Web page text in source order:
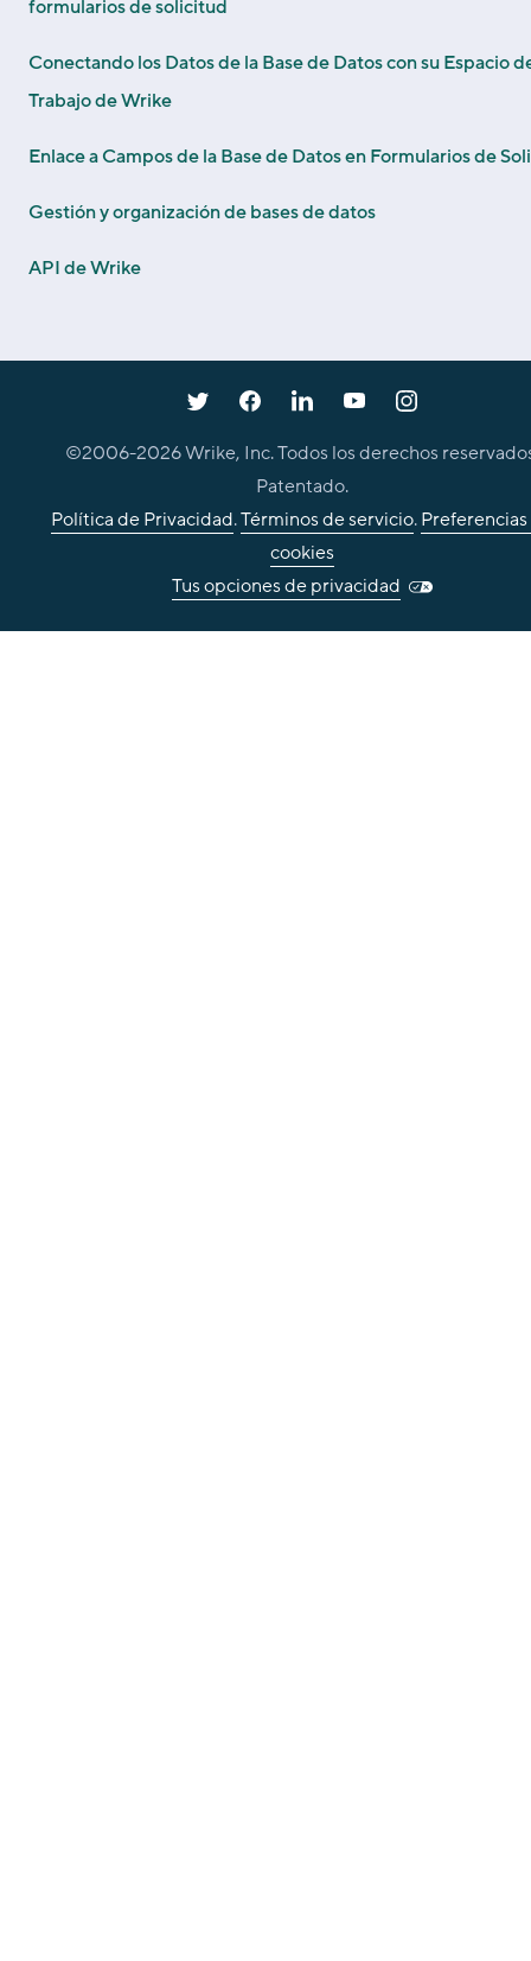
formularios de solicitud
Conectando los Datos de la Base de Datos con su Espacio
Trabajo de Wrike
Enlace a Campos de la Base de Datos en Formularios de
Gestión y organización de bases de datos
API de Wrike
©2006-2026Wrike, Inc. Todos los derechos
Patentado.
Política de Privacidad.Términos de servicio.
cookies
Tus opciones de privacidad